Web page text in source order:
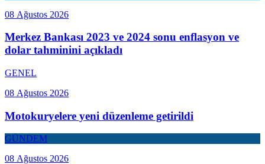
08 Ağustos 2026
Merkez Bankası 2023 ve 2024 sonu enflasyon ve
dolar tahminini açıkladı
GENEL
08 Ağustos 2026
Motokuryelere yeni düzenleme getirildi
GÜNDEM
08 Ağustos 2026